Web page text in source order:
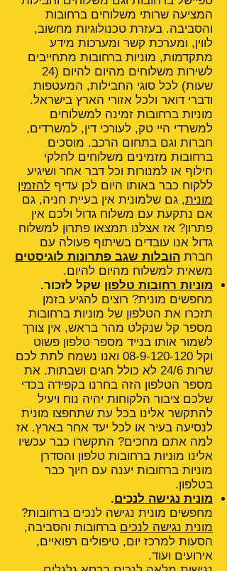
המציעה שרותי משלוחים ברחובות
והסביבה. בעזרת טכנולוגיות מחשוב,
לווין, ומערכת קשר ומערכות מידע
מתקדמות, מוניות ברחובות מתחייבים
לשירות משלוחים מהיום להיום (24
שעות) לכל סוגי החבילות, המעטפות
ודברי דואר ולכל אזורי הארץ בישראל.
מוניות ברחובות זמינה למשלוחים
למשרדי היי טק, לעורכי דין, למשרדים,
חברות וגם בתחום הרכב. מוסכים
ברחובות מזמינים משלוחים לחלקי
חילוף או למנורות וכל דבר אחר ושיגיע
ללקוח כבר באותו היום לכן עדיף להזמין
מונית, גם שלמונית אין בעיית חניה, גם
אם נתקעת עם משלוח גדול ולכם אין
פתרון? אז אצלנו תמצאו פתרון למשלוח
גדול אנו עובדים בשיתוף פעולה עם
חברת הובלות שגב פתרונות לוגיסטים
משאית למשלוח מהיום להיום.
מוניות רחובות טלפון שקל לזכור.
מחפשים מונית? רוצים להגיע בזמן
תזכרו את הטלפון של מוניות ברחובות
מספר קל שנקלט מהר בראש, אין צורך
לשמור אותו בנייד מספר טלפון פשוט
וקל 08-9-120-120 ואנו נשמח לתת לכם
שרות 24/6 לא כולל חגים ושבתות. את
מספר הטלפון הזה בחרנו בקפידה בכדי
שלכם ציבור הלקוחות יהיה נוח ויעיל
להתקשר אלינו בכל עת שתחפצו מונית
לנסיעה בעיר או לכל יעד אחר בארץ. אז
למה אתם מחכים? התקשרו כבר עכשיו
אלינו מוניות ברחובות טלפון והסדרן
מוניות ברחובות יענה עם חיוך כבר
בטלפון.
מונית נגישה לנכים.
מחפשים מונית נגישה לנכים ברחובות?
מונית נגישה לנכים ברחובות והסביבה,
הסעות למרכז יום, טיפולים רפואיים,
אירועים ועוד.